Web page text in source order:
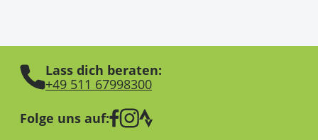
Lass dich beraten:
+49 511 67998300
Folge uns auf: